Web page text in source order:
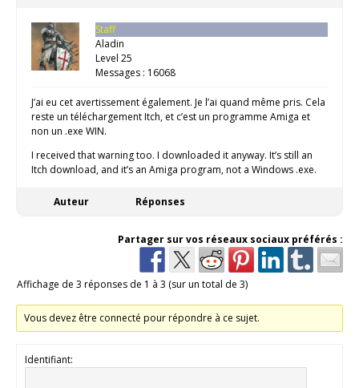
Staff
Aladin
Level 25
Messages : 16068
J’ai eu cet avertissement également. Je l’ai quand même pris. Cela
reste un téléchargement Itch, et c’est un programme Amiga et
non un .exe WIN.
I received that warning too. I downloaded it anyway. It’s still an
Itch download, and it’s an Amiga program, not a Windows .exe.
Auteur Réponses
Partager sur vos réseaux sociaux préférés :
Affichage de 3 réponses de 1 à 3 (sur un total de 3)
Vous devez être connecté pour répondre à ce sujet.
Identifiant: